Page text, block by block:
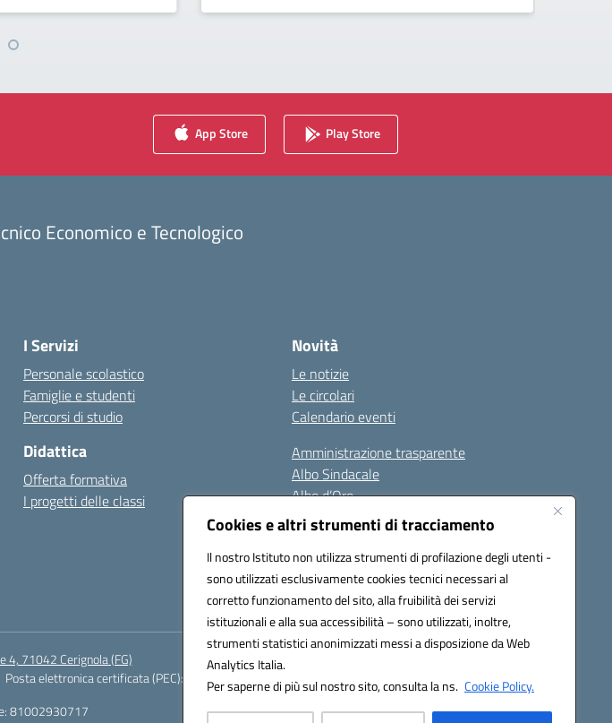
Cookies e altri strumenti di tracciamento
Il nostro Istituto non utilizza strumenti di profilazione degli utenti -
sono utilizzati esclusivamente cookies tecnici necessari al
corretto funzionamento del sito, alla fruibilità dei servizi
istituzionali e alla sua accessibilità – sono utilizzati, inoltre,
strumenti statistici anonimizzati messi a disposizione da Web
Analytics Italia.
Per saperne di più sul nostro sito, consulta la ns. Cookie Policy.
App Store Play Store
Economico e Tecnologico
I Servizi
Personale scolastico
Famiglie e studenti
Percorsi di studio
Didattica
Offerta formativa
I progetti delle classi
Novità
Le notizie
Le circolari
Calendario eventi
Amministrazione trasparente
Albo Sindacale
Albo d’Oro
Sicurezza
Erasmus
Seguici su:
4, 71042 Cerignola (FG)
Posta elettronica certificata (PEC):
fgtd02000p@pec.istruzione.it
81002930717